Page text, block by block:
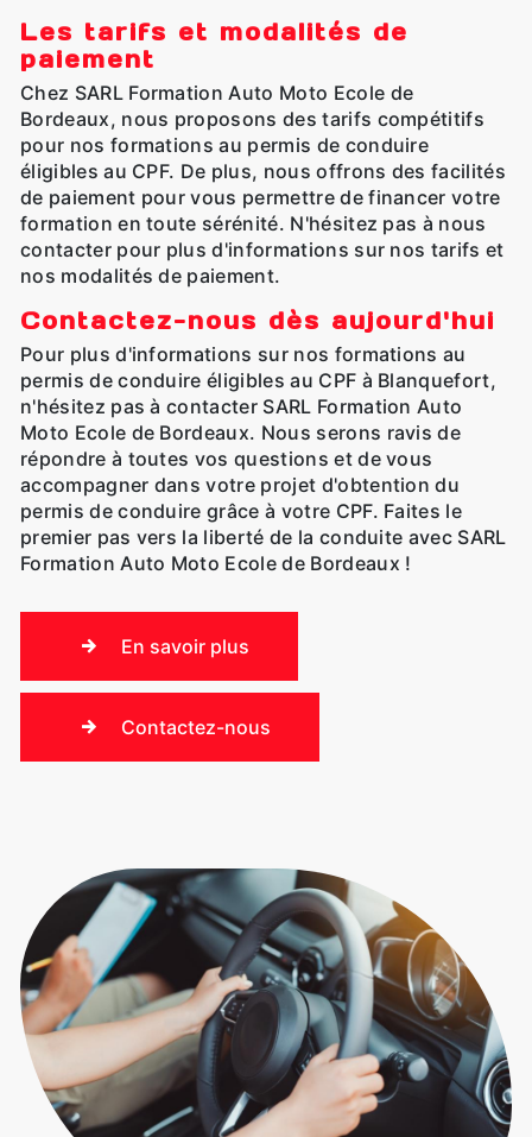
Les tarifs et modalités de
paiement
Chez SARL Formation Auto Moto Ecole de
Bordeaux, nous proposons des tarifs compétitifs
pour nos formations au permis de conduire
éligibles au CPF. De plus, nous offrons des facilités
de paiement pour vous permettre de financer votre
formation en toute sérénité. N'hésitez pas à nous
contacter pour plus d'informations sur nos tarifs et
nos modalités de paiement.
Contactez-nous dès aujourd'hui
Pour plus d'informations sur nos formations au
permis de conduire éligibles au CPF à Blanquefort,
n'hésitez pas à contacter SARL Formation Auto
Moto Ecole de Bordeaux. Nous serons ravis de
répondre à toutes vos questions et de vous
accompagner dans votre projet d'obtention du
permis de conduire grâce à votre CPF. Faites le
premier pas vers la liberté de la conduite avec SARL
Formation Auto Moto Ecole de Bordeaux !
En savoir plus
Contactez-nous